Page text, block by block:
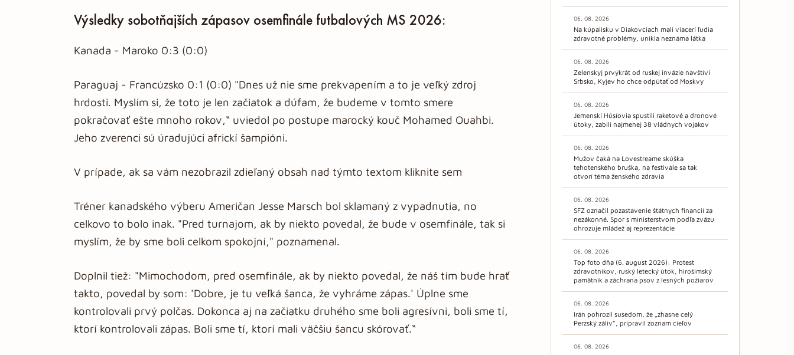
Výsledky sobotňajších zápasov osemfinále futbalových MS 2026:
Kanada - Maroko 0:3 (0:0)
Paraguaj - Francúzsko 0:1 (0:0) "Dnes už nie sme prekvapením a to je veľký zdroj
hrdosti. Myslím si, že toto je len začiatok a dúfam, že budeme v tomto smere
pokračovať ešte mnoho rokov,“ uviedol po postupe marocký kouč Mohamed Ouahbi.
Jeho zverenci sú úradujúci africkí šampióni.
V prípade, ak sa vám nezobrazil zdieľaný obsah nad týmto textom kliknite sem
Tréner kanadského výberu Američan Jesse Marsch bol sklamaný z vypadnutia, no
celkovo to bolo inak. "Pred turnajom, ak by niekto povedal, že bude v osemfinále, tak si
myslím, že by sme boli celkom spokojní," poznamenal.
Doplnil tiež: "Mimochodom, pred osemfinále, ak by niekto povedal, že náš tím bude hrať
takto, povedal by som: 'Dobre, je tu veľká šanca, že vyhráme zápas.' Úplne sme
kontrolovali prvý polčas. Dokonca aj na začiatku druhého sme boli agresívni, boli sme tí,
ktorí kontrolovali zápas. Boli sme tí, ktorí mali väčšiu šancu skórovať.“
06. 08. 2026
Na kúpalisku v Diakovciach mali viacerí ľudia
zdravotné problémy, unikla neznáma látka
06. 08. 2026
Zelenskyj prvýkrát od ruskej invázie navštívi
Srbsko, Kyjev ho chce odpútať od Moskvy
06. 08. 2026
Jemenskí Húsíovia spustili raketové a dronové
útoky, zabili najmenej 38 vládnych vojakov
06. 08. 2026
Mužov čaká na Lovestreame skúška
tehotenského bruška, na festivale sa tak
otvorí téma ženského zdravia
06. 08. 2026
SFZ označil pozastavenie štátnych financií za
nezákonné. Spor s ministerstvom podľa zväzu
ohrozuje mládež aj reprezentácie
06. 08. 2026
Top foto dňa (6. august 2026): Protest
zdravotníkov, ruský letecký útok, hirošimský
pamätník a záchrana psov z lesných požiarov
06. 08. 2026
Irán pohrozil susedom, že „zhasne celý
Perzský záliv“, pripravil zoznam cieľov
06. 08. 2026